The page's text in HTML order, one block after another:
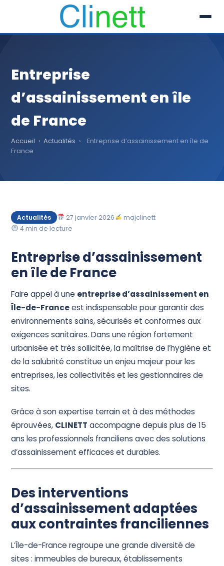
Prestations
Références
Secteur
Recrutement
Actualités
01 30 51 04 09
Entreprise
d’assainissement en île
de France
Accueil › Actualités ›
Entreprise d’assainissement en île de
France
Actualités 27 janvier 2026
majclinett
4 min de lecture
Entreprise d’assainissement
en île de France
Faire appel à une entreprise d’assainissement en
Île-de-Franceest indispensable pour garantir des
environnements sains, sécurisés et conformes aux
exigences sanitaires. Dans une région fortement
urbanisée et très sollicitée, la maîtrise de l’hygiène et
de la salubrité constitue un enjeu majeur pour les
entreprises, les collectivités et les gestionnaires de
sites.
Grâce à son expertise terrain et à des méthodes
éprouvées, CLINETT accompagne depuis plus de 15
ans les professionnels franciliens avec des solutions
d’assainissement efficaces et durables.
Des interventions
d’assainissement adaptées
aux contraintes franciliennes
L’Île-de-France regroupe une grande diversité de
sites : immeubles de bureaux, établissements